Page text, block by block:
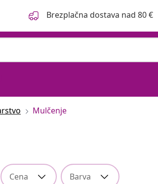
Brezplačna dostava nad 80 €
Mulčenje
Cena Barva